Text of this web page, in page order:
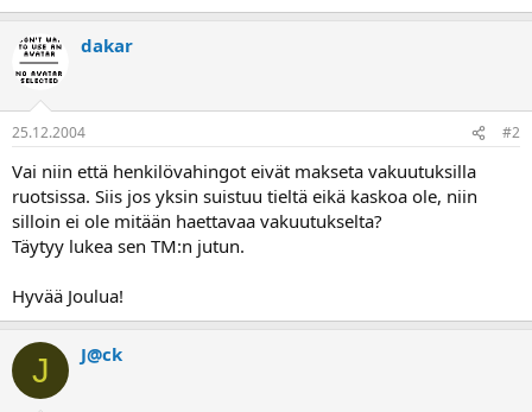
dakar
25.12.2004 #2
Vai niin että henkilövahingot eivät makseta vakuutuksilla
ruotsissa. Siis jos yksin suistuu tieltä eikä kaskoa ole, niin
silloin ei ole mitään haettavaa vakuutukselta?
Täytyy lukea sen TM:n jutun.
Hyvää Joulua!
J J@ck